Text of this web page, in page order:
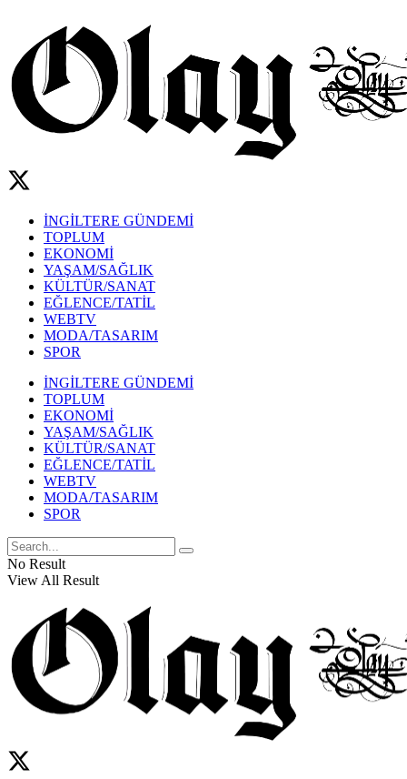
İNGİLTERE GÜNDEMİ
TOPLUM
EKONOMİ
YAŞAM/SAĞLIK
KÜLTÜR/SANAT
EĞLENCE/TATİL
WEBTV
MODA/TASARIM
SPOR
İNGİLTERE GÜNDEMİ
TOPLUM
EKONOMİ
YAŞAM/SAĞLIK
KÜLTÜR/SANAT
EĞLENCE/TATİL
WEBTV
MODA/TASARIM
SPOR
No Result
View All Result